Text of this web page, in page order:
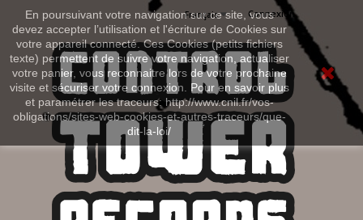
En poursuivant votre navigation sur ce site, vous
devez accepter l’utilisation et l'écriture de Cookies sur
votre appareil connecté. Ces Cookies (petits fichiers
texte) permettent de suivre votre navigation, actualiser
votre panier, vous reconnaitre lors de votre prochaine
visite et sécuriser votre connexion. Pour en savoir plus
et paramétrer les traceurs: http://www.cnil.fr/vos-
obligations/sites-web-cookies-et-autres-traceurs/que-
dit-la-loi/
Connexion
Français